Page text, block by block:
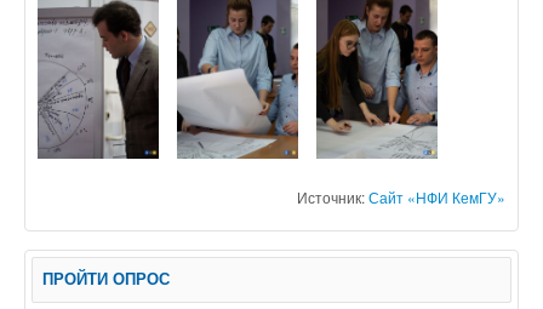
Источник:Сайт «НФИ КемГУ»
ПРОЙТИ ОПРОС